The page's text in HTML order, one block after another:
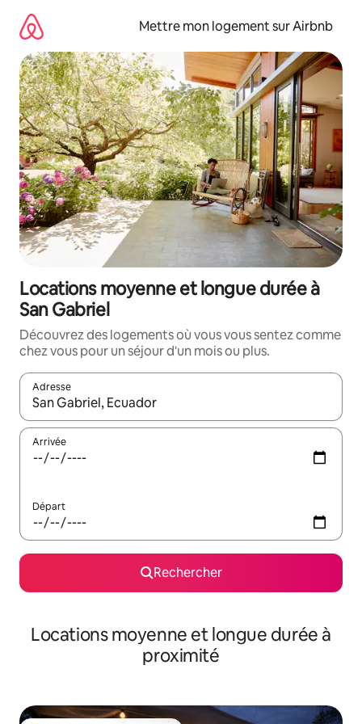
directement
contenu
Mettre mon logement sur Airbnb
Locations moyenne et longue durée à
San Gabriel
Découvrez des logements où vous vous sentez comme
chez vous pour un séjour d'un mois ou plus.
Adresse
Lorsque les résultats s'affichent, utilisez les flèches vers le
Arrivée
Départ
Rechercher
Locations moyenne et longue durée à
proximité